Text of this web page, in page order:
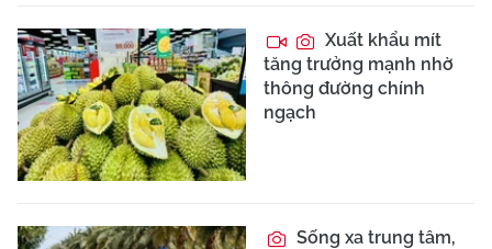
Xuất khẩu mít
tăng trưởng mạnh nhờ
thông đường chính
ngạch
Sống xa trung tâm,